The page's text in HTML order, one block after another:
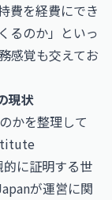
費を経費にでき
るのか」といっ
感覚も交えてお
現状
かを整理して
に証明する世
が運営に関